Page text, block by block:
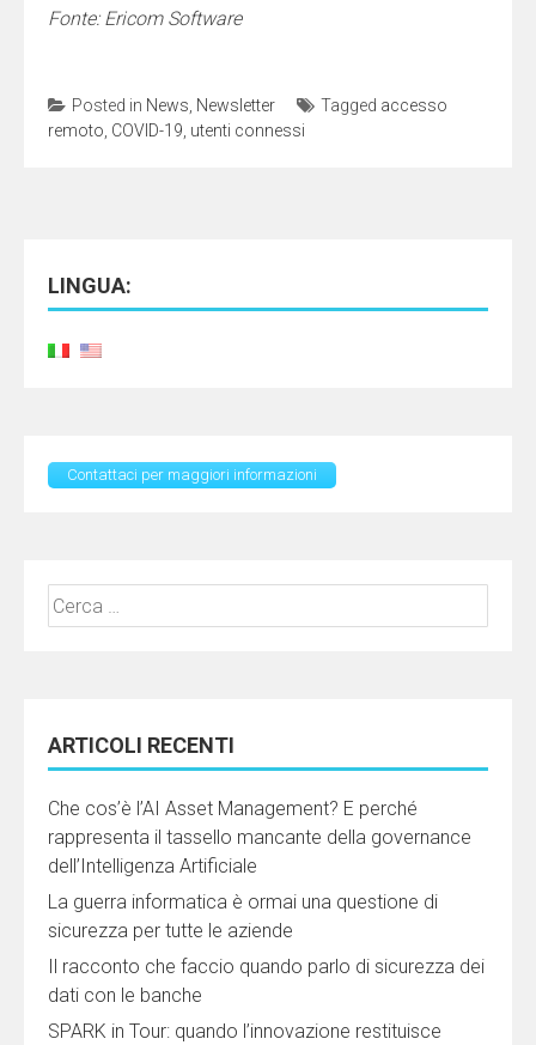
Fonte: Ericom Software
Posted in News, Newsletter Tagged accesso
remoto, COVID-19, utenti connessi
LINGUA:
Contattaci per maggiori informazioni
Ricerca
per:
ARTICOLI RECENTI
Che cos’è l’AI Asset Management? E perché
rappresenta il tassello mancante della governance
dell’Intelligenza Artificiale
La guerra informatica è ormai una questione di
sicurezza per tutte le aziende
Il racconto che faccio quando parlo di sicurezza dei
dati con le banche
SPARK in Tour: quando l’innovazione restituisce